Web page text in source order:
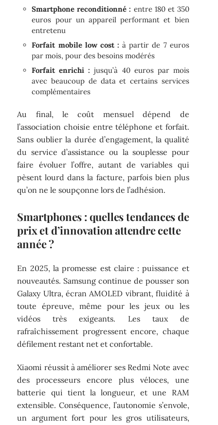
Smartphone reconditionné : entre 180 et 350
euros pour un appareil performant et bien
entretenu
Forfait mobile low cost : à partir de 7 euros
par mois, pour des besoins modérés
Forfait enrichi : jusqu’à 40 euros par mois
avec beaucoup de data et certains services
complémentaires
Au final, le coût mensuel dépend de
l’association choisie entre téléphone et forfait.
Sans oublier la durée d’engagement, la qualité
du service d’assistance ou la souplesse pour
faire évoluer l’offre, autant de variables qui
pèsent lourd dans la facture, parfois bien plus
qu’on ne le soupçonne lors de l’adhésion.
Smartphones : quelles tendances de
prix et d’innovation attendre cette
année ?
En 2025, la promesse est claire : puissance et
nouveautés. Samsung continue de pousser son
Galaxy Ultra, écran AMOLED vibrant, fluidité à
toute épreuve, même pour les jeux ou les
vidéos très exigeants. Les taux de
rafraîchissement progressent encore, chaque
défilement restant net et confortable.
Xiaomi réussit à améliorer ses Redmi Note avec
des processeurs encore plus véloces, une
batterie qui tient la longueur, et une RAM
extensible. Conséquence, l’autonomie s’envole,
un argument fort pour les gros utilisateurs,